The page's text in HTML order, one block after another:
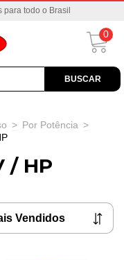
todo o Brasil
BUSCAR
0
> Por Potência >
/ HP